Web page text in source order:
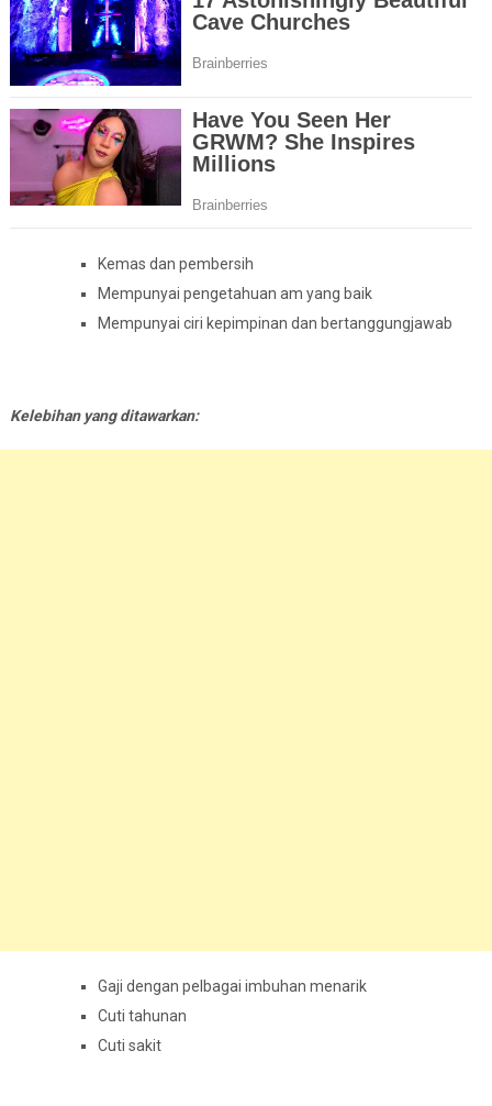
Kemas dan pembersih
Mempunyai pengetahuan am yang baik
Mempunyai ciri kepimpinan dan bertanggungjawab
Kelebihan yang ditawarkan:
Gaji dengan pelbagai imbuhan menarik
Cuti tahunan
Cuti sakit